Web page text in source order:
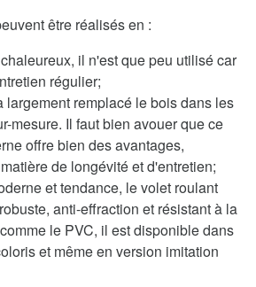
être réalisés en :
il n'est que peu utilisé car
régulier;
largement remplacé le bois dans les
mesure. Il faut bien avouer que ce
offre bien des avantages,
de longévité et d'entretien;
et tendance, le volet roulant
anti-effraction et résistant à la
le PVC, il est disponible dans
et même en version imitation